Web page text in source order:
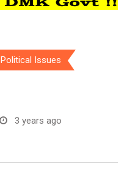
Political Issues
3 years ago